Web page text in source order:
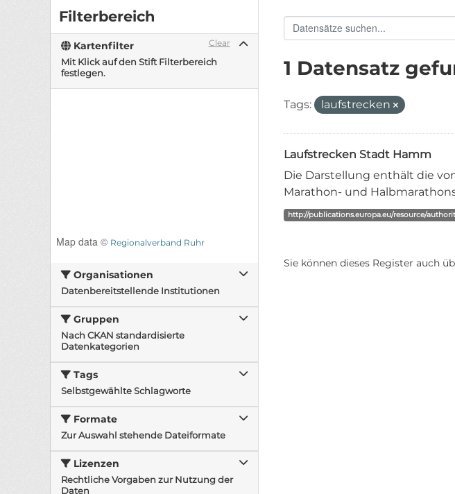
Filterbereich
Clear
Kartenfilter
Mit Klick auf den Stift Filterbereich
festlegen.
Map data © Regionalverband Ruhr
Organisationen
Datenbereitstellende Institutionen
Gruppen
Nach CKAN standardisierte
Datenkategorien
Tags
Selbstgewählte Schlagworte
Formate
Zur Auswahl stehende Dateiformate
Lizenzen
Rechtliche Vorgaben zur Nutzung der
Daten
1 Datensatz
Tags: laufstrecken
Laufstrecken Stadt Hamm
Die Darstellung enthält die
Marathon- und
http://publications.europa.eu/resource/
Sie können dieses Register auch